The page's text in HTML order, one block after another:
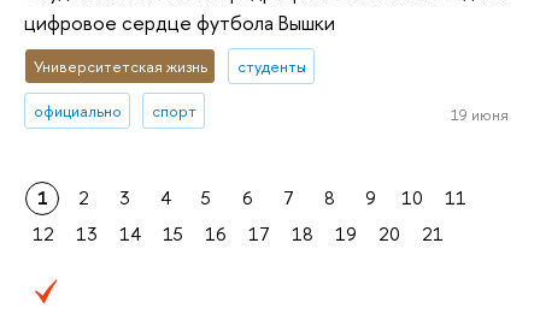
цифровое сердце футбола Вышки
Университетская жизнь студенты
официально спорт 19 июня
1 2 3 4 5 6 7 8 9 10
11
12
13 14 15 16 17 18 19 20 21